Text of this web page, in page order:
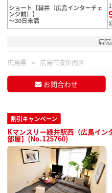
ショート【緑井（広島インターチェ
ンジ前）】
～30日未満
病院
広島県 広島市安佐南区
お問合わせ
割引キャンペーン
Kマンスリー緑井駅西（広島イン
部屋】(No.125760)